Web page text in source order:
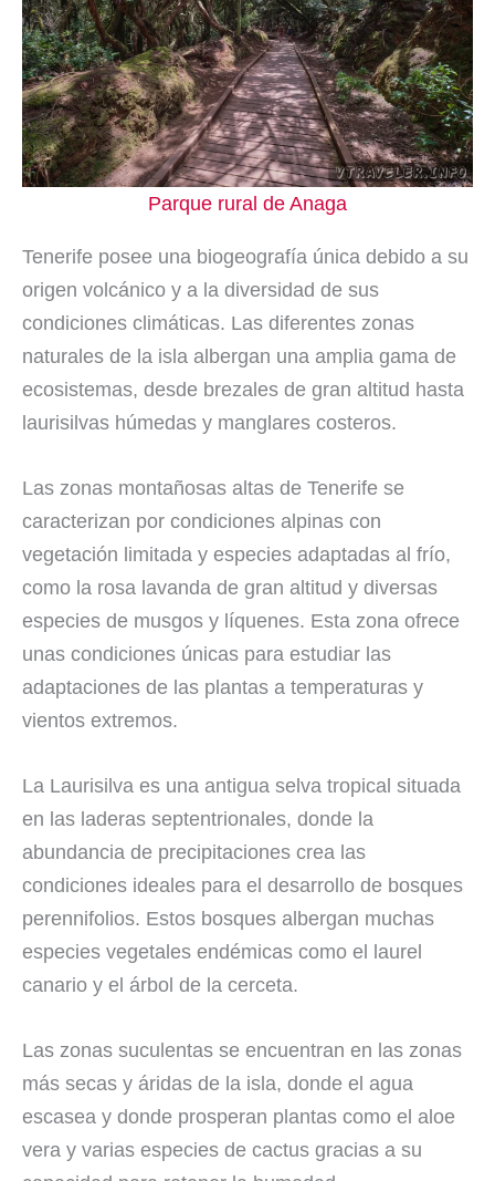
Parque rural de Anaga
Tenerife posee una biogeografía única debido a su
origen volcánico y a la diversidad de sus
condiciones climáticas. Las diferentes zonas
naturales de la isla albergan una amplia gama de
ecosistemas, desde brezales de gran altitud hasta
laurisilvas húmedas y manglares costeros.
Las zonas montañosas altas de Tenerife se
caracterizan por condiciones alpinas con
vegetación limitada y especies adaptadas al frío,
como la rosa lavanda de gran altitud y diversas
especies de musgos y líquenes. Esta zona ofrece
unas condiciones únicas para estudiar las
adaptaciones de las plantas a temperaturas y
vientos extremos.
La Laurisilva es una antigua selva tropical situada
en las laderas septentrionales, donde la
abundancia de precipitaciones crea las
condiciones ideales para el desarrollo de bosques
perennifolios. Estos bosques albergan muchas
especies vegetales endémicas como el laurel
canario y el árbol de la cerceta.
Las zonas suculentas se encuentran en las zonas
más secas y áridas de la isla, donde el agua
escasea y donde prosperan plantas como el aloe
vera y varias especies de cactus gracias a su